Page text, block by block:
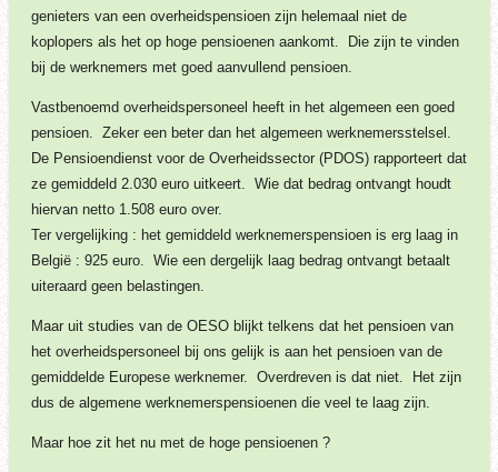
genieters van een overheidspensioen zijn helemaal niet de
koplopers als het op hoge pensioenen aankomt. Die zijn te vinden
bij de werknemers met goed aanvullend pensioen.
Vastbenoemd overheidspersoneel heeft in het algemeen een goed
pensioen. Zeker een beter dan het algemeen werknemersstelsel.
De Pensioendienst voor de Overheidssector (PDOS) rapporteert dat
ze gemiddeld 2.030 euro uitkeert. Wie dat bedrag ontvangt houdt
hiervan netto 1.508 euro over.
Ter vergelijking : het gemiddeld werknemerspensioen is erg laag in
België : 925 euro. Wie een dergelijk laag bedrag ontvangt betaalt
uiteraard geen belastingen.
Maar uit studies van de OESO blijkt telkens dat het pensioen van
het overheidspersoneel bij ons gelijk is aan het pensioen van de
gemiddelde Europese werknemer. Overdreven is dat niet. Het zijn
dus de algemene werknemerspensioenen die veel te laag zijn.
Maar hoe zit het nu met de hoge pensioenen ?